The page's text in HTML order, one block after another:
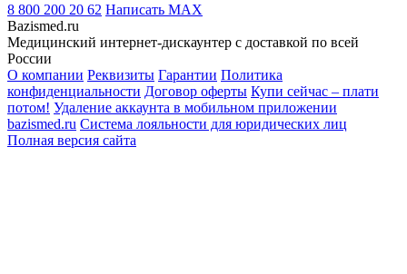
8 800 200 20 62 Написать MAX
Bazismed.ru
Медицинский интернет-дискаунтер с доставкой по всей
России
О компании Реквизиты Гарантии Политика
конфиденциальности Договор оферты Купи сейчас – плати
потом! Удаление аккаунта в мобильном приложении
bazismed.ru Система лояльности для юридических лиц
Полная версия сайта